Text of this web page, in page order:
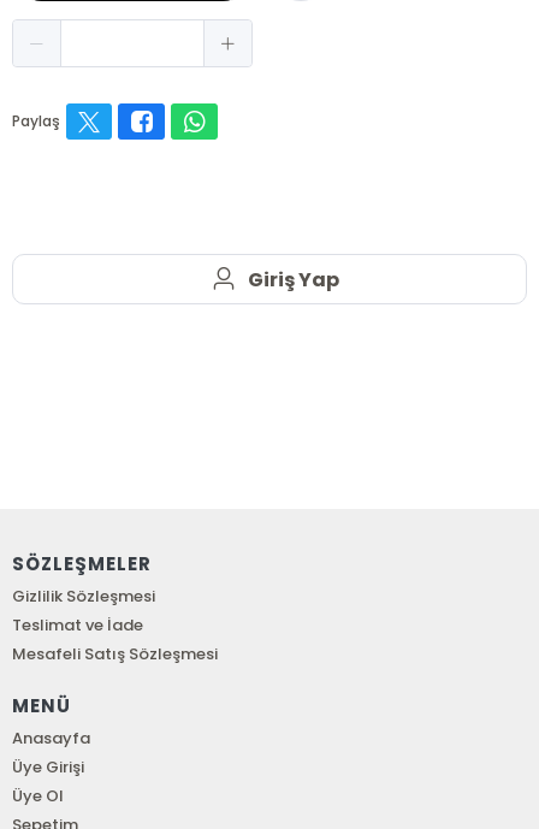
Paylaş
Giriş Yap
SÖZLEŞMELER
Gizlilik Sözleşmesi
Teslimat ve İade
Mesafeli Satış Sözleşmesi
MENÜ
Anasayfa
Üye Girişi
Üye Ol